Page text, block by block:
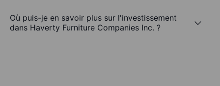
Où puis-je en savoir plus sur l'investissement
dans Haverty Furniture Companies Inc. ?